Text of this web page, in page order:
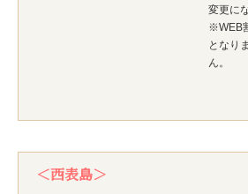
変更に
※WEB
となり
ん。
＜西表島＞